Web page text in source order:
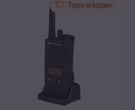
IconTopverkoper